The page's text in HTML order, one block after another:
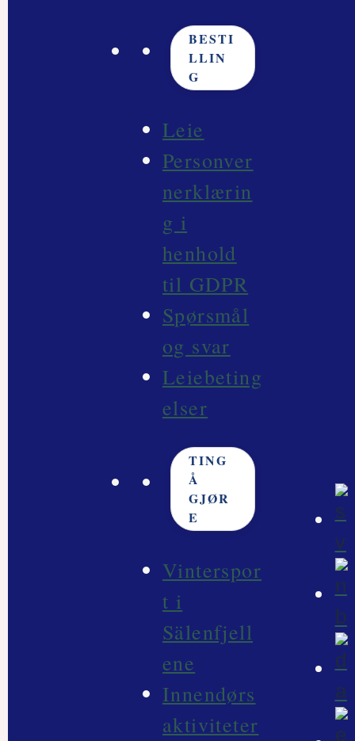
BESTI
LLIN
G
Leie
Personver
nerklærin
g i
henhold
til GDPR
Spørsmål
og svar
Leiebeting
elser
TING
Å
GJØR
E
Vinterspor
t i
Sälenfjell
ene
Innendørs
aktiviteter